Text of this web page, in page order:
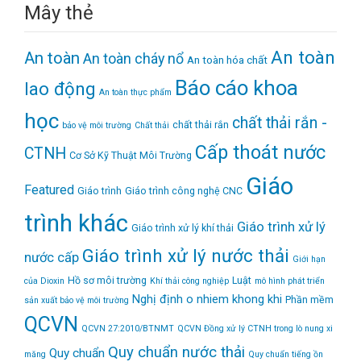
Mây thẻ
An toàn An toàn cháy nổ An toàn hóa chất An toàn
lao động An toàn thực phẩm Báo cáo khoa
học bảo vệ môi trường Chất thải chất thải rắn chất thải rắn -
CTNH Cơ Sở Kỹ Thuật Môi Trường Cấp thoát nước
Featured Giáo trình Giáo trình công nghệ CNC Giáo
trình khác Giáo trình xử lý khí thải Giáo trình xử lý
nước cấp Giáo trình xử lý nước thải Giới hạn
của Dioxin Hồ sơ môi trường Khí thải công nghiệp Luật mô hình phát triển
sản xuất bảo vệ môi trường Nghị định o nhiem khong khi Phần mềm
QCVN QCVN 27:2010/BTNMT QCVN Đồng xử lý CTNH trong lò nung xi
măng Quy chuẩn Quy chuẩn nước thải Quy chuẩn tiếng ồn